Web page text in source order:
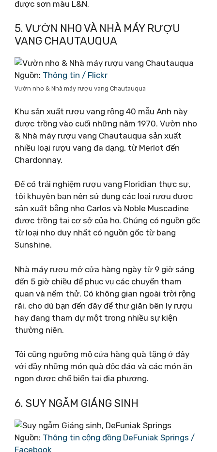
được sơn màu L&N.
5. VƯỜN NHO VÀ NHÀ MÁY RƯỢU
VANG CHAUTAUQUA
Nguồn: Thông tin / Flickr
Vườn nho & Nhà máy rượu vang Chautauqua
Khu sản xuất rượu vang rộng 40 mẫu Anh này
được trồng vào cuối những năm 1970. Vườn nho
& Nhà máy rượu vang Chautauqua sản xuất
nhiều loại rượu vang đa dạng, từ Merlot đến
Chardonnay.
Để có trải nghiệm rượu vang Floridian thực sự,
tôi khuyên bạn nên sử dụng các loại rượu được
sản xuất bằng nho Carlos và Noble Muscadine
được trồng tại cơ sở của họ. Chúng có nguồn gốc
từ loại nho duy nhất có nguồn gốc từ bang
Sunshine.
Nhà máy rượu mở cửa hàng ngày từ 9 giờ sáng
đến 5 giờ chiều để phục vụ các chuyến tham
quan và nếm thử. Có không gian ngoài trời rộng
rãi, cho dù bạn đến đây để thư giãn bên ly rượu
hay đang tham dự một trong nhiều sự kiện
thường niên.
Tôi cũng ngưỡng mộ cửa hàng quà tặng ở đây
với đầy những món quà độc đáo và các món ăn
ngon được chế biến tại địa phương.
6. SUY NGẪM GIÁNG SINH
Nguồn: Thông tin cộng đồng DeFuniak Springs /
Facebook